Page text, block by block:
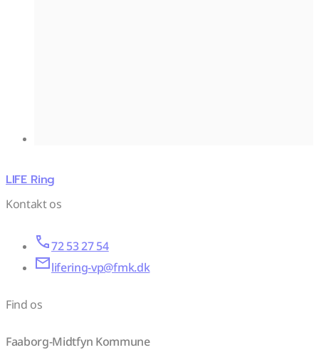
LIFE Ring
Kontakt os
72 53 27 54
lifering-vp@fmk.dk
Find os
Faaborg-Midtfyn Kommune